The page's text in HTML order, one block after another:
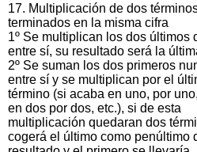
17. Multiplicación de dos
terminados en la misma cifra
1º Se multiplican los dos últimos
entre sí, su resultado será la
2º Se suman los dos primeros
entre sí y se multiplican por el
término (si acaba en uno, por
en dos por dos, etc.), si de esta
multiplicación quedaran dos
cogerá el último como penúltimo